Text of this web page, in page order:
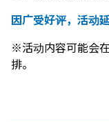
因广受好评，活动
※活动内容可能会
排。